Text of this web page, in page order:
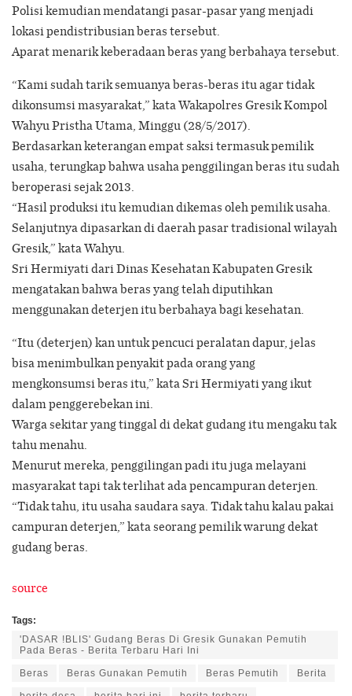
Polisi kemudian mendatangi pasar-pasar yang menjadi
lokasi pendistribusian beras tersebut.
Aparat menarik keberadaan beras yang berbahaya tersebut.
“Kami sudah tarik semuanya beras-beras itu agar tidak
dikonsumsi masyarakat,” kata Wakapolres Gresik Kompol
Wahyu Pristha Utama, Minggu (28/5/2017).
Berdasarkan keterangan empat saksi termasuk pemilik
usaha, terungkap bahwa usaha penggilingan beras itu sudah
beroperasi sejak 2013.
“Hasil produksi itu kemudian dikemas oleh pemilik usaha.
Selanjutnya dipasarkan di daerah pasar tradisional wilayah
Gresik,” kata Wahyu.
Sri Hermiyati dari Dinas Kesehatan Kabupaten Gresik
mengatakan bahwa beras yang telah diputihkan
menggunakan deterjen itu berbahaya bagi kesehatan.
“Itu (deterjen) kan untuk pencuci peralatan dapur, jelas
bisa menimbulkan penyakit pada orang yang
mengkonsumsi beras itu,” kata Sri Hermiyati yang ikut
dalam penggerebekan ini.
Warga sekitar yang tinggal di dekat gudang itu mengaku tak
tahu menahu.
Menurut mereka, penggilingan padi itu juga melayani
masyarakat tapi tak terlihat ada pencampuran deterjen.
“Tidak tahu, itu usaha saudara saya. Tidak tahu kalau pakai
campuran deterjen,” kata seorang pemilik warung dekat
gudang beras.
source
Tags:
'DASAR !BLIS' Gudang Beras Di Gresik Gunakan Pemutih
Pada Beras - Berita Terbaru Hari Ini
Beras Beras Gunakan Pemutih Beras Pemutih Berita